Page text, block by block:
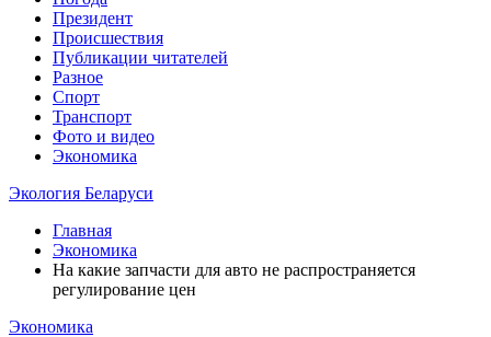
Президент
Происшествия
Публикации читателей
Разное
Спорт
Транспорт
Фото и видео
Экономика
Экология Беларуси
Главная
Экономика
На какие запчасти для авто не распространяется
регулирование цен
Экономика